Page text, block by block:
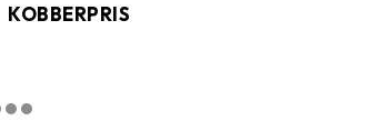
KOBBERPRIS